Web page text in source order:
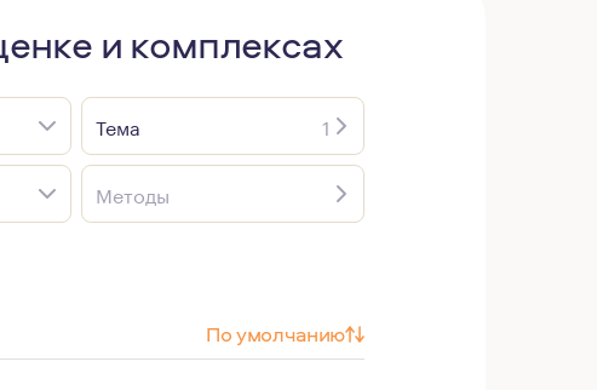
и комплексах
Тема 1
Методы
По умолчанию